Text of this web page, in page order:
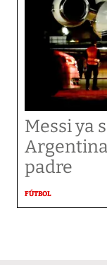
Messi ya
padre
FÚTBOL